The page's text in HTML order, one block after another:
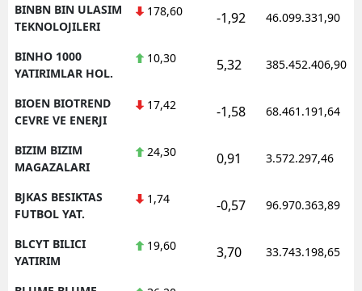
BINBN BIN ULASIM
TEKNOLOJILERI
178,60 -1,92 46.099.331,90
BINHO 1000
YATIRIMLAR HOL.
10,30 5,32 385.452.406,90
BIOEN BIOTREND
CEVRE VE ENERJI
17,42 -1,58 68.461.191,64
BIZIM BIZIM
MAGAZALARI
24,30 0,91 3.572.297,46
BJKAS BESIKTAS
FUTBOL YAT.
1,74 -0,57 96.970.363,89
BLCYT BILICI
YATIRIM
19,60 3,70 33.743.198,65